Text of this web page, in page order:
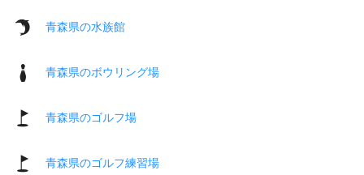
青森県の水族館
青森県のボウリング場
青森県のゴルフ場
青森県のゴルフ練習場